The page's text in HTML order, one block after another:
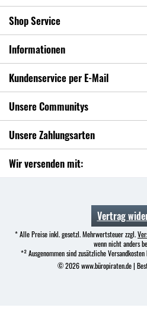
Shop Service
Informationen
Kundenservice per E-Mail
Unsere Communitys
Unsere Zahlungsarten
Wir versenden mit:
Vertrag
* Alle Preise inkl. gesetzl. Mehrwertsteuer zzgl.
wenn nicht anders
*² Ausgenommen sind zusätzliche
© 2026 www.büropiraten.de |